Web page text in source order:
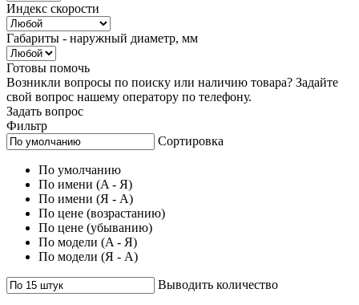
Индекс скорости
Габариты - наружный диаметр, мм
Готовы помочь
Возникли вопросы по поиску или наличию товара? Задайте
свой вопрос нашему оператору по телефону.
Задать вопрос
Фильтр
Сортировка
По умолчанию
По имени (A - Я)
По имени (Я - A)
По цене (возрастанию)
По цене (убыванию)
По модели (A - Я)
По модели (Я - A)
Выводить количество